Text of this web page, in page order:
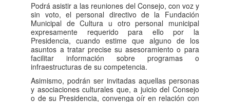
Podrá asistir a las reuniones del Consejo, con voz y
sin voto, el personal directivo de la Fundación
Municipal de Cultura u otro personal municipal
expresamente requerido para ello por la
Presidencia, cuando estime que alguno de los
asuntos a tratar precise su asesoramiento o para
facilitar información sobre programas o
infraestructuras de su competencia.
Asimismo, podrán ser invitadas aquellas personas
y asociaciones culturales que, a juicio del Consejo
o de su Presidencia, convenga oír en relación con